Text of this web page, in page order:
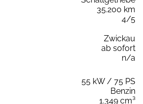
35.200 km
4/5
Zwickau
ab sofort
n/a
55 kW / 75 PS
Benzin
1.349 cm³